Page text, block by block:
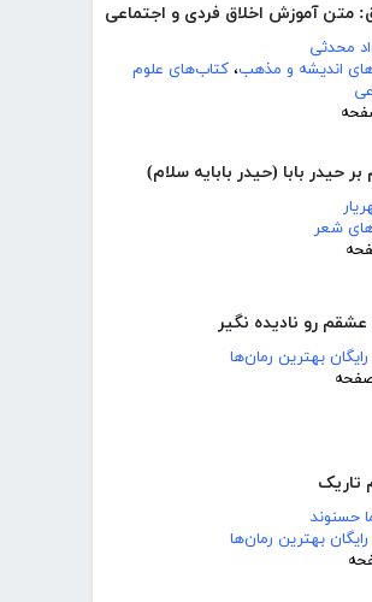
متن آموزش اخلاق فردی و اجتماعی
محدثی
اندیشه و مذهب، کتاب‌های علوم
حیدر بابا (حیدر بابایه سلام)
شعر
عشقم رو نادیده نگیر
رایگان بهترین رمان‌ها
تاریک
حسنوند
رایگان بهترین رمان‌ها